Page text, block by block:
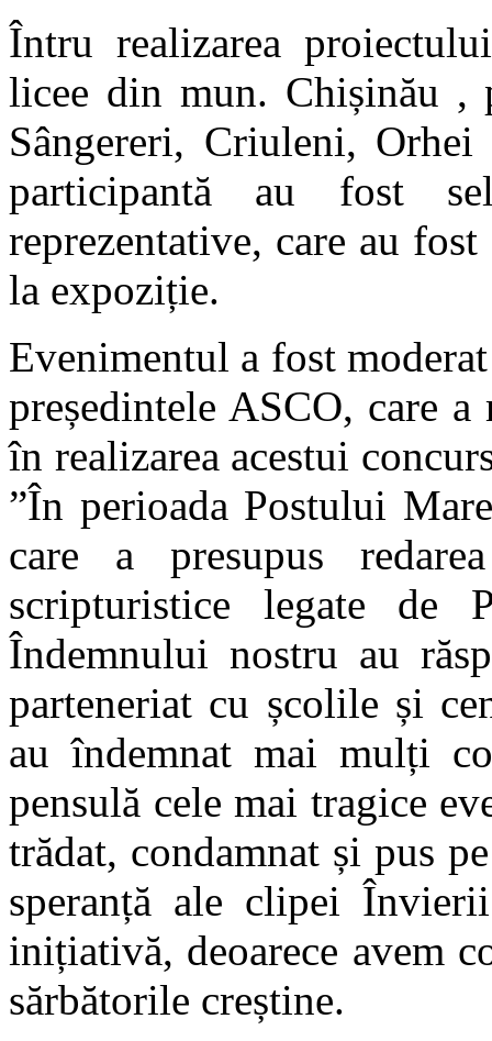
Întru realizarea
licee din mun. Chișinău ,
Sângereri, Criuleni,
participantă au fost
reprezentative, care au
la expoziție.
Evenimentul a fost
președintele ASCO, care
în realizarea acestui
”În perioada Postului
care a presupus
scripturistice legate de
Îndemnului nostru au
parteneriat cu școlile și
au îndemnat mai mulți
pensulă cele mai tragice
trădat, condamnat și pus
speranță ale clipei
inițiativă, deoarece avem
sărbătorile creștine.